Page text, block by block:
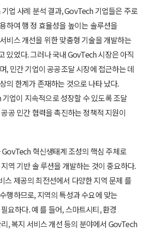
업 사례 분석 결과, GovTech 기업들은 주로
하여 행 정 효율성을 높이는 솔루션을
비스 개선을 위한 맞춤형 기술을 개발하는
있었다. 그러나 국내 GovTech 시장은 아직
, 민간 기업이 공공조달 시장에 접근하는 데
의 한계가 존재하는 것으로 나타 났다.
업이 지속적으로 성장할 수 있도록 조달
공 민간 협력을 촉진하는 정책적 지원이
혁신생태계 조성의 핵심 주체로
역 기반 솔 루션을 개발하는 것이 중요하다.
스 제공의 최전선에서 다양한 지역 문제 를
행하므로, 지역의 특성과 수요에 맞는
요하다. 예 를 들어, 스마트시티, 환경
, 복지 서비스 개선 등의 분야에서 GovTech